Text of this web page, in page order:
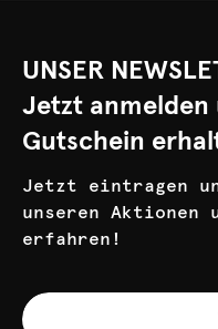
UNSER
Jetzt anmelden
Gutschein
Jetzt eintragen
unseren Aktionen
erfahren!